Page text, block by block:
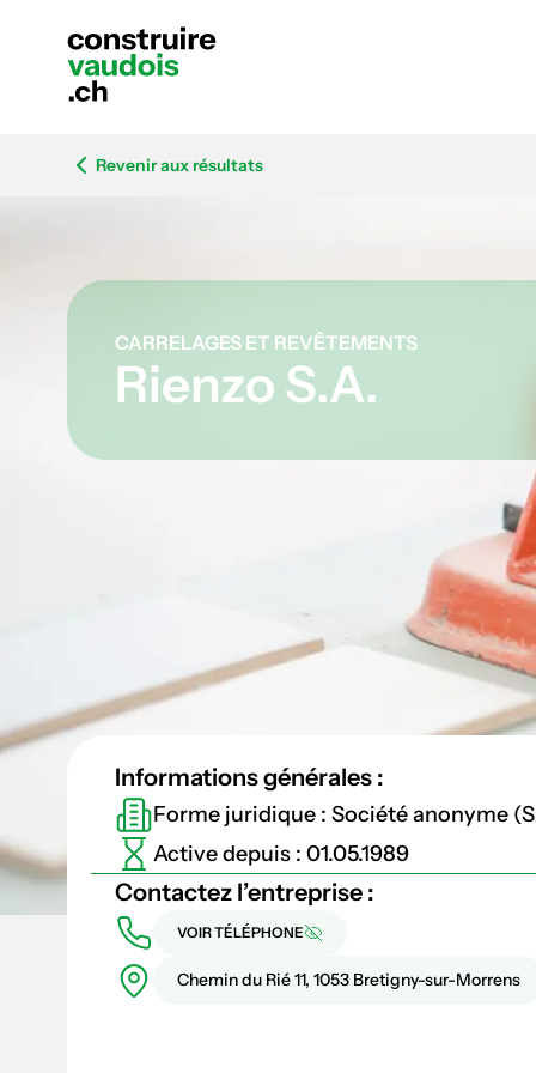
Revenir aux résultats
CARRELAGES ET REVÊTEMENTS
Rienzo S.A.
Informations générales :
Forme juridique : Société anonyme
Active depuis : 01.05.1989
Contactez l’entreprise :
VOIR TÉLÉPHONE
Chemin du Rié 11, 1053 Bretigny-sur-Morrens